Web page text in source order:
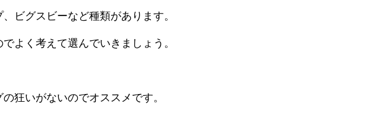
ビグスビーなど種類があります。
よく考えて選んでいきましょう。
狂いがないのでオススメです。